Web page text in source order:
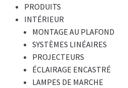
PRODUITS
INTÉRIEUR
MONTAGE AU PLAFOND
SYSTÈMES LINÉAIRES
PROJECTEURS
ÉCLAIRAGE ENCASTRÉ
LAMPES DE MARCHE